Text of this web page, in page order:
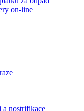
on-line
a nostrifikace